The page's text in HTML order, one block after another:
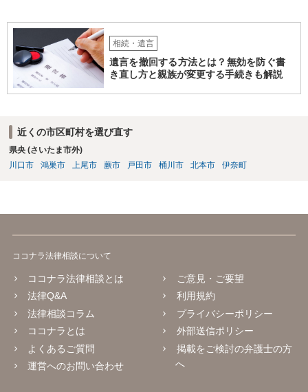
相続・遺言
遺言を撤回する方法とは？無効を防ぐ書
き直し方と親族が変更する手続きも解説
近くの市区町村を選び直す
県央 (さいたま市外)
川口市
鴻巣市 上尾市 蕨市 戸田市 桶川市 北本市 伊奈町
ココナラ法律相談について
ココナラ法律相談とは
法律Q&A
法律相談コラム
ココナラとは
よくあるご質問
運営へのお問い合わせ
ご意見・ご要望
利用規約
プライバシーポリシー
外部送信ポリシー
掲載をご検討の弁護士の方
へ